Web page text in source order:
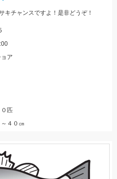
キチャンスですよ！是非どうぞ！
ア
匹
４０㎝